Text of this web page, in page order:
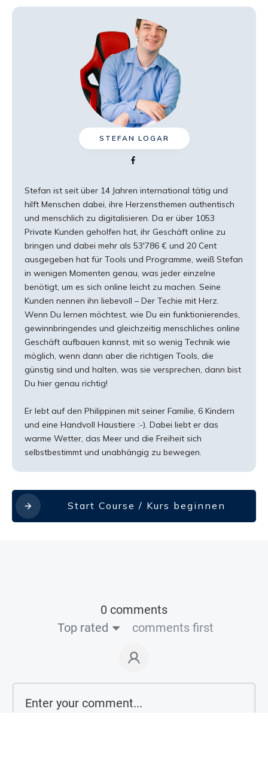
STEFAN LOGAR
Stefan ist seit über 14 Jahren international tätig und
hilft Menschen dabei, ihre Herzensthemen authentisch
und menschlich zu digitalisieren. Da er über 1053
Private Kunden geholfen hat, ihr Geschäft online zu
bringen und dabei mehr als 53'786 € und 20 Cent
ausgegeben hat für Tools und Programme, weiß Stefan
in wenigen Momenten genau, was jeder einzelne
benötigt, um es sich online leicht zu machen. Seine
Kunden nennen ihn liebevoll – Der Techie mit Herz.
Wenn Du lernen möchtest, wie Du ein funktionierendes,
gewinnbringendes und gleichzeitig menschliches online
Geschäft aufbauen kannst, mit so wenig Technik wie
möglich, wenn dann aber die richtigen Tools, die
günstig sind und halten, was sie versprechen, dann bist
Du hier genau richtig!
Er lebt auf den Philippinen mit seiner Familie, 6 Kindern
und eine Handvoll Haustiere :-). Dabei liebt er das
warme Wetter, das Meer und die Freiheit sich
selbstbestimmt und unabhängig zu bewegen.
Start Course / Kurs beginnen
0 comments
Top rated
comments first